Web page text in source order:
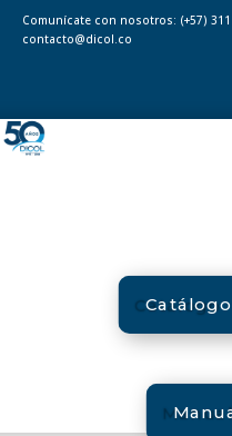
Comunícate con nosotros: (+57)
contacto@dicol.co
Catálogo